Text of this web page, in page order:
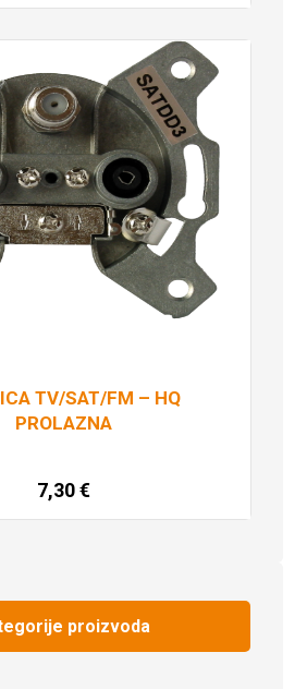
TV/SAT/FM – HQ
PROLAZNA
7,30€
Pročitaj više
proizvoda